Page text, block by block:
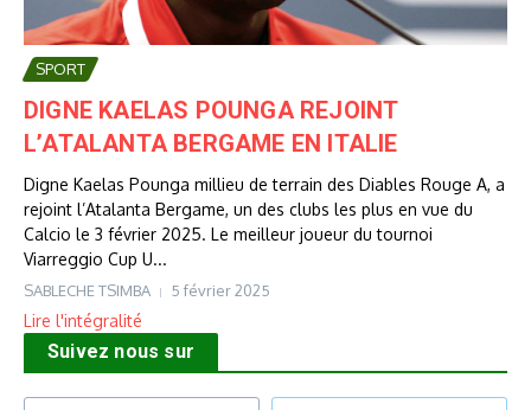
SPORT
DIGNE KAELAS POUNGA REJOINT
L’ATALANTA BERGAME EN ITALIE
Digne Kaelas Pounga millieu de terrain des Diables Rouge A, a
rejoint l’Atalanta Bergame, un des clubs les plus en vue du
Calcio le 3 février 2025. Le meilleur joueur du tournoi
Viarreggio Cup U...
SABLECHE TSIMBA 5 février 2025
Lire l'intégralité
Suivez nous sur